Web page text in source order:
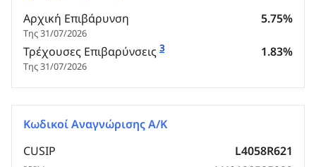
Αρχική Επιβάρυνση
Της 31/07/2026
5.75%
Τρέχουσες Επιβαρύνσεις 3
Της 31/07/2026
1.83%
Κωδικοί Αναγνώρισης Α/Κ
CUSIP
L4058R621